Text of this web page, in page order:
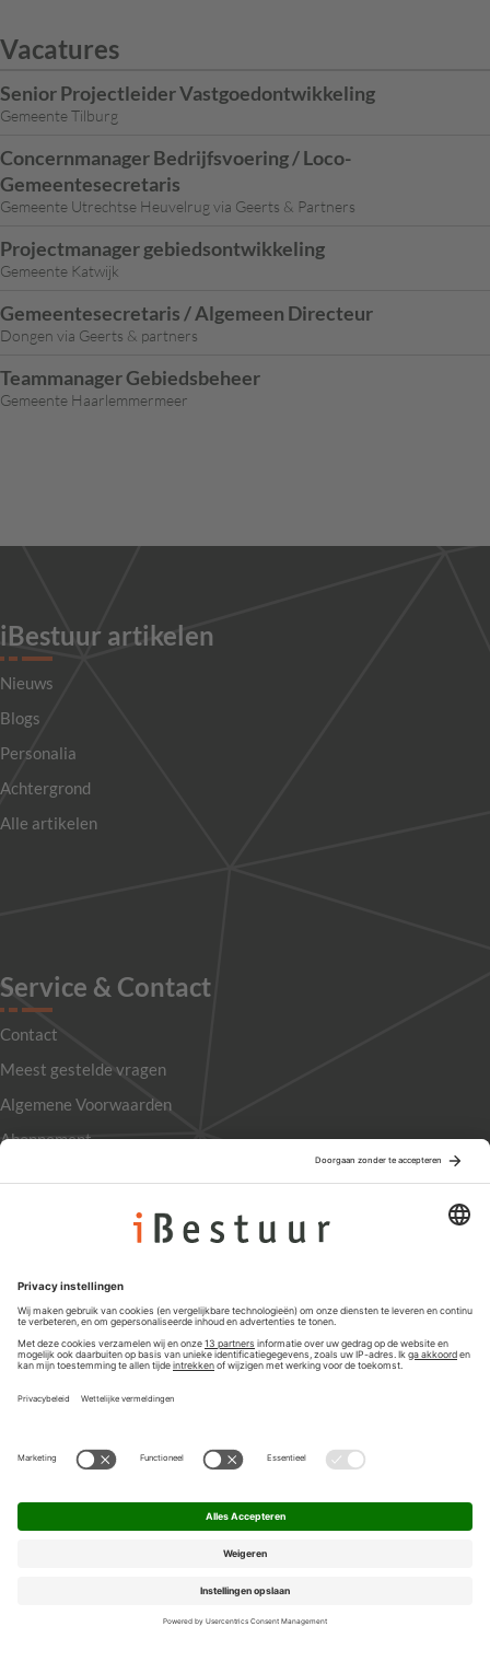
Vacatures
Senior Projectleider Vastgoedontwikkeling
Gemeente Tilburg
Concernmanager Bedrijfsvoering / Loco-
Gemeentesecretaris
Gemeente Utrechtse Heuvelrug via Geerts & Partners
Projectmanager gebiedsontwikkeling
Gemeente Katwijk
Gemeentesecretaris / Algemeen Directeur
Dongen via Geerts & partners
Teammanager Gebiedsbeheer
Gemeente Haarlemmermeer
iBestuur artikelen
Nieuws
Blogs
Personalia
Achtergrond
Alle artikelen
Service & Contact
Contact
Meest gestelde vragen
Algemene Voorwaarden
Abonnement
Privacyinstellingen